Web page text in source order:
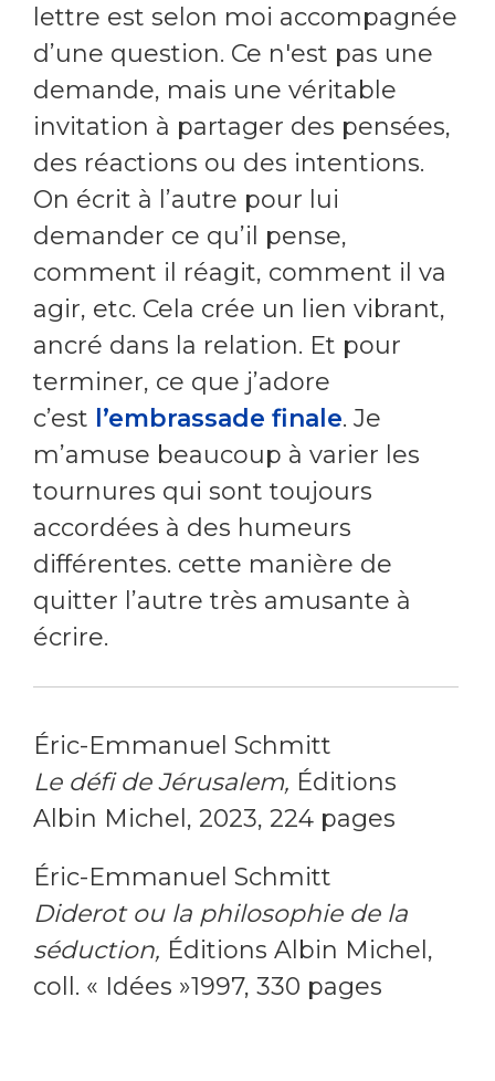
lettre est selon moi accompagnée
d’une question. Ce n'est pas une
demande, mais une véritable
invitation à partager des pensées,
des réactions ou des intentions.
On écrit à l’autre pour lui
demander ce qu’il pense,
comment il réagit, comment il va
agir, etc. Cela crée un lien vibrant,
ancré dans la relation. Et pour
terminer, ce que j’adore
c’est l’embrassade finale. Je
m’amuse beaucoup à varier les
tournures qui sont toujours
accordées à des humeurs
différentes. cette manière de
quitter l’autre très amusante à
écrire.
Éric-Emmanuel Schmitt
Le défi de Jérusalem, Éditions
Albin Michel, 2023, 224 pages
Éric-Emmanuel Schmitt
Diderot ou la philosophie de la
séduction, Éditions Albin Michel,
coll. « Idées »1997, 330 pages